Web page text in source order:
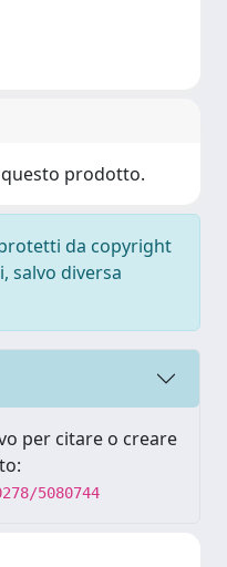
prodotto.
da copyright
salvo diversa
per citare o creare
5080744